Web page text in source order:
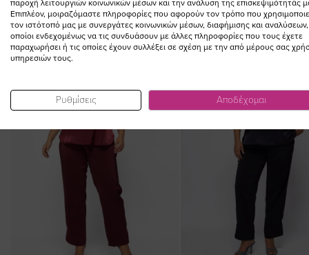
images
gallery
NEW IN
παροχή λειτουργιών κοινωνικών μέσων και την ανάλυση της επισκεψιμότητάς
Επιπλέον, μοιραζόμαστε πληροφορίες που αφορούν τον τρόπο που
τον ιστότοπό μας με συνεργάτες κοινωνικών μέσων, διαφήμισης και αναλύσεων,
οποίοι ενδεχομένως να τις συνδυάσουν με άλλες πληροφορίες που τους έχετε
παραχωρήσει ή τις οποίες έχουν συλλέξει σε σχέση με την από μέρους σας
υπηρεσιών τους.
Ρυθμίσεις Αποδέχομαι